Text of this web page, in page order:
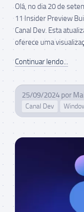
Olá, no dia 20 de
11 Insider Preview
Canal Dev. Esta
oferece uma
Continuar lendo...
25/09/2024 por
Canal Dev